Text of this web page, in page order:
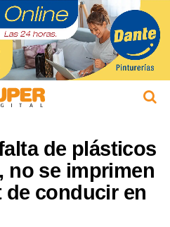
de plásticos
no se imprimen
de conducir en